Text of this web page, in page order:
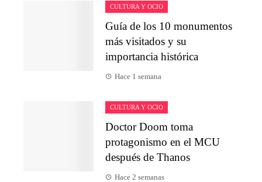
CULTURA Y OCIO
Guía de los 10 monumentos
más visitados y su
importancia histórica
Hace 1 semana
CULTURA Y OCIO
Doctor Doom toma
protagonismo en el MCU
después de Thanos
Hace 2 semanas